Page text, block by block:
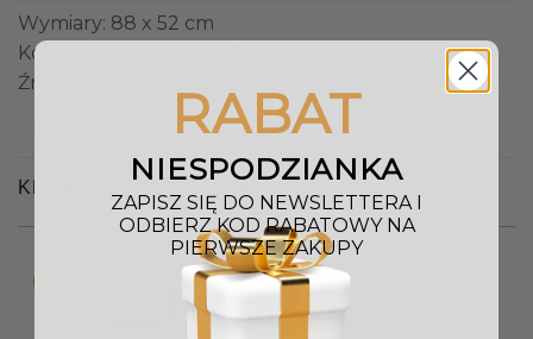
Wymiary: 88 x 52 cm
Kolor: patynowy mosiądz
Źródło światła: 6 x E14 / 40W
KLIENCI OGLĄDALI RÓWNIEŻ
RABAT
NIESPODZIANKA
ZAPISZ SIĘ DO NEWSLETTERA I
ODBIERZ KOD RABATOWY NA
PIERWSZE ZAKUPY